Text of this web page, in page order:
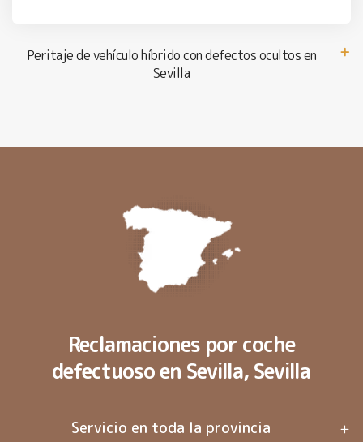
Peritaje de vehículo híbrido con defectos ocultos en
Sevilla
Reclamaciones por coche
defectuoso en Sevilla, Sevilla
Servicio en toda la provincia